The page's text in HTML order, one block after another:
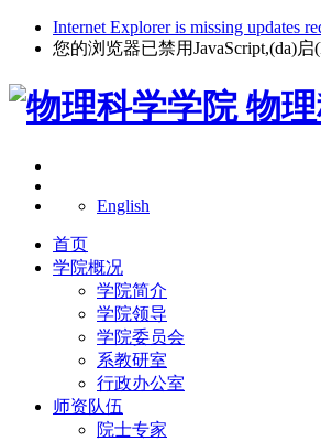
Internet Explorer is missing updates
您的浏览器已禁用JavaScript,(da)启
物
English
首页
学院概况
学院简介
学院领导
学院委员会
系教研室
行政办公室
师资队伍
院士专家